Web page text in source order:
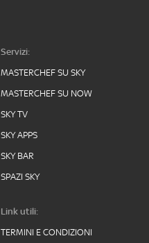
Servizi:
MASTERCHEF SU SKY
MASTERCHEF SU NOW
SKY TV
SKY APPS
SKY BAR
SPAZI SKY
Link utili:
TERMINI E CONDIZIONI